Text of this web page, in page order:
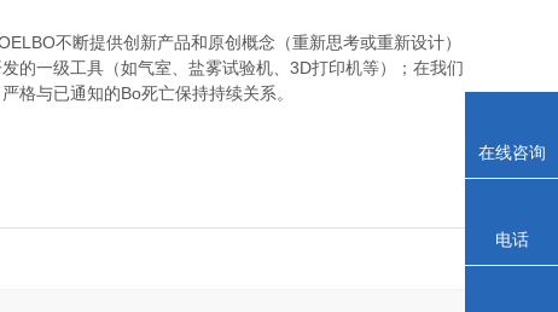
不断提供创新产品和原创概念（重新思考或重新设计）
的一级工具（如气室、盐雾试验机、3D打印机等）；在我们
格与已通知的Bo死亡保持持续关系。
在线咨询
电话